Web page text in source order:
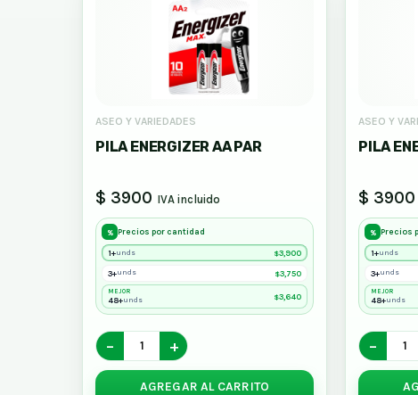
ASEO Y VARIEDADES
PILA ENERGIZER AA PAR
$ 3900 IVA incluido
% Precios por cantidad
1+unds $3,900
3+unds $3,750
MEJOR
48+unds $3,640
− +
AGREGAR AL CARRITO
ASEO Y
PILA
$ 3900
% Precios
1+unds
3+unds
MEJOR
48+unds
−